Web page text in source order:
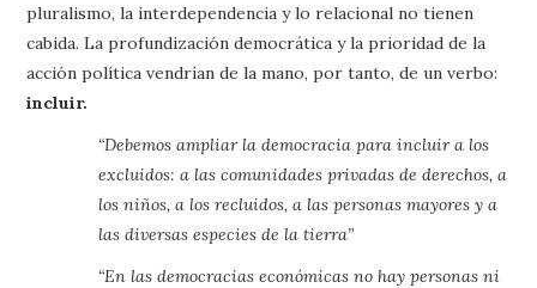
pluralismo, la interdependencia y lo relacional no tienen
cabida. La profundización democrática y la prioridad de la
acción política vendrían de la mano, por tanto, de un verbo:
incluir.
“Debemos ampliar la democracia para incluir a los
excluidos: a las comunidades privadas de derechos, a
los niños, a los recluidos, a las personas mayores y a
las diversas especies de la tierra”
“En las democracias económicas no hay personas ni